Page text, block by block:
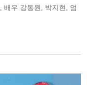
배우 강동원, 박지현, 엄